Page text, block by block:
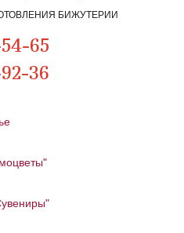
БИЖУТЕРИИ
65
36